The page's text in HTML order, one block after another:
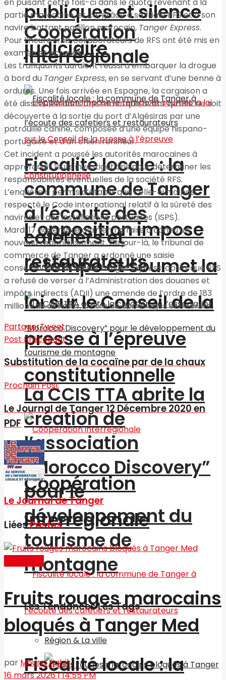
Coopération
interrégionale
Fiscalité locale : la
commune de Tanger
à l’écoute des
cafetiers et
restaurateurs
La CCIS TTA abrite la
création de
l’association
“Morocco Discovery”
pour le
développement du
tourisme de
montagne
Les Tendances Les Tags
Région & La ville
publiques et silence
judiciaire
L’opposition impose
le tempo et soumet la
loi sur le Conseil de la
presse à l’épreuve
constitutionnelle
Coopération
interrégionale
Fiscalité locale : la
partie marocaine, et ce, grâce à sa filiale RFS et à son
navire battant pavillon marocain, Tanger Express.
Pour l’heure trois collaborateurs de RFS ont été mis en
examen et écroués.
Les trafiquants auraient réussi à embarquer la drogue
à bord du Tanger Express, en se servant d’une benne à
ordures. Une fois arrivée en Espagne, la cargaison a
été dissimulée dans une remorque avant qu’elle ne soit
découverte à la sortie du port d’Algésiras par une
patrouille canine, composée d’une équipe hispano-
portugaise et d’un chien renifleur.
Cet incident a poussé les autorités marocaines à
approfondir leurs investigations pour déterminer les
responsabilités éventuelles de la société RFS.
L’enquête a permis d’établir que celle-ci n’a pas
respecté le Code international relatif à la sûreté des
navires et des installations portuaires (ISPS).
Mardi 17 novembre dernier, l’affaire a connu un
nouveau rebondissement. Ce jour-là, le tribunal de
commerce de Tanger a ordonné une saisie
conservatoire du navireTanger Express, après que RFS
a refusé de verser à l’Administration des douanes et
impôts indirects (ADII) une amende de l’ordre de 183
millions de dirhams, à titre de dommages et intérêts.
PartagerTweet
Post Précédent
Substitution de la cocaïne par de la chaux
Prochain Post
Le Journal de Tanger 12 Décembre 2020 en
PDF
Le Journal de Tanger
LiéesPostes
Fruits rouges marocains
bloqués à Tanger Med
par Mouna Nabil
16 mars 2026 | 14:55 PM